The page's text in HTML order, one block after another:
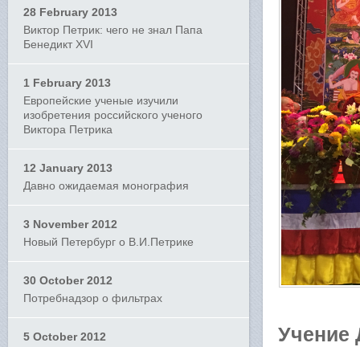
28 February 2013
Виктор Петрик: чего не знал Папа
Бенедикт XVI
1 February 2013
Европейские ученые изучили
изобретения российского ученого
Виктора Петрика
12 January 2013
Давно ожидаемая монография
3 November 2012
Новый Петербург о В.И.Петрике
30 October 2012
Потребнадзор о фильтрах
5 October 2012
Учение